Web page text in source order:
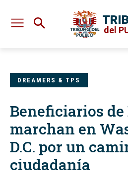
del
DREAMERS & TPS
Beneficiarios de
marchan en
D.C. por un
ciudadanía